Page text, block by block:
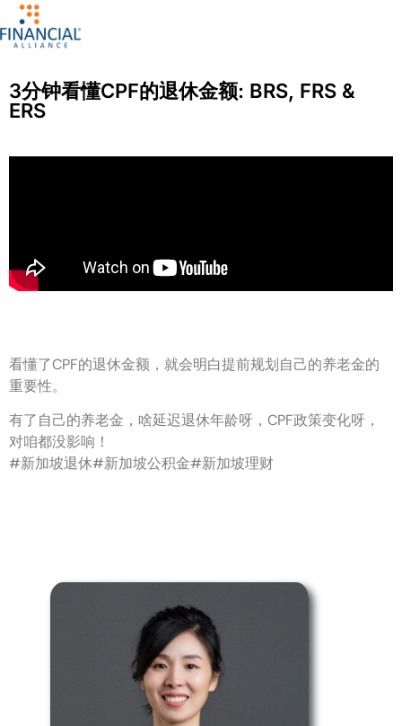
3分钟看懂CPF的退休金额: BRS, FRS &
ERS
看懂了CPF的退休金额，就会明白提前规划自己的养老金的
重要性。
有了自己的养老金，啥延迟退休年龄呀，CPF政策变化呀，
对咱都没影响！
#新加坡退休#新加坡公积金#新加坡理财